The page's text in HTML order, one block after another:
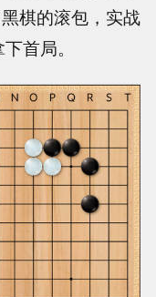
棋的滚包，实战
首局。